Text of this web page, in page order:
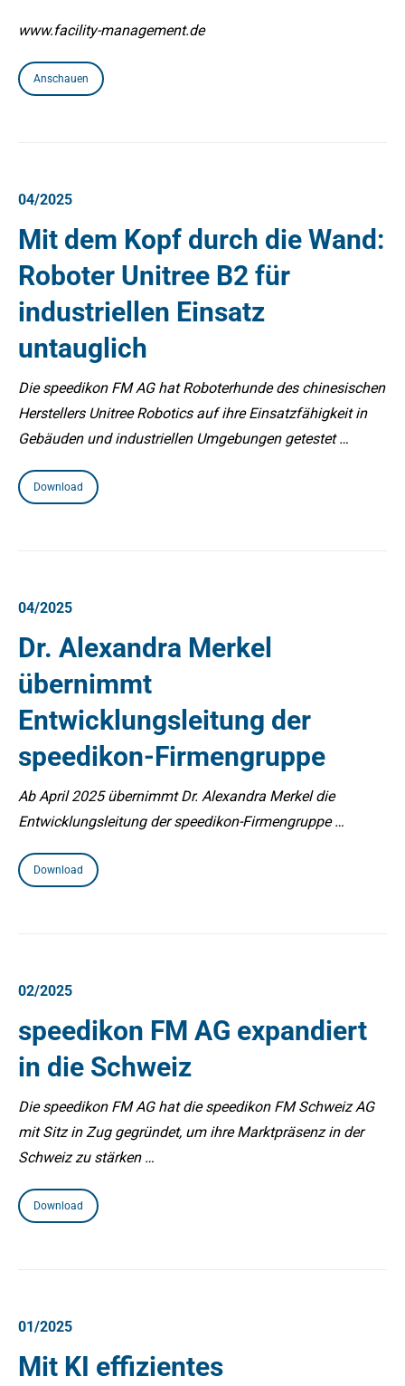
www.facility-management.de
Anschauen
04/2025
Mit dem Kopf durch die Wand:
Roboter Unitree B2 für
industriellen Einsatz
untauglich
Die speedikon FM AG hat Roboterhunde des chinesischen
Herstellers Unitree Robotics auf ihre Einsatzfähigkeit in
Gebäuden und industriellen Umgebungen getestet …
Download
04/2025
Dr. Alexandra Merkel
übernimmt
Entwicklungsleitung der
speedikon-Firmengruppe
Ab April 2025 übernimmt Dr. Alexandra Merkel die
Entwicklungsleitung der speedikon-Firmengruppe …
Download
02/2025
speedikon FM AG expandiert
in die Schweiz
Die speedikon FM AG hat die speedikon FM Schweiz AG
mit Sitz in Zug gegründet, um ihre Marktpräsenz in der
Schweiz zu stärken …
Download
01/2025
Mit KI effizientes